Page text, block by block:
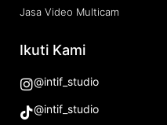
Jasa Video Multicam
Ikuti Kami
@intif_studio
@intif_studio